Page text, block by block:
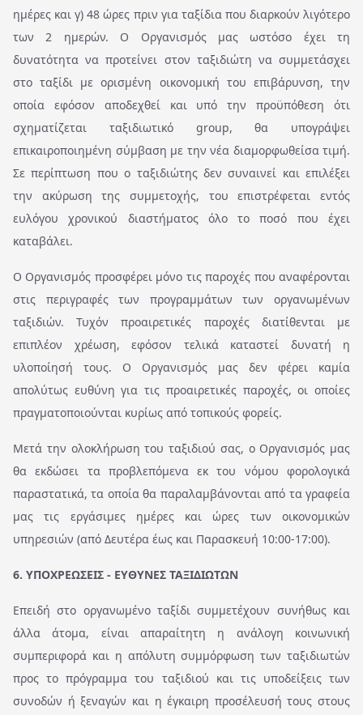
ημέρες και γ) 48 ώρες πριν για ταξίδια που διαρκούν λιγότερο
των 2 ημερών. Ο Οργανισμός μας ωστόσο έχει τη
δυνατότητα να προτείνει στον ταξιδιώτη να συμμετάσχει
στο ταξίδι με ορισμένη οικονομική του επιβάρυνση, την
οποία εφόσον αποδεχθεί και υπό την προϋπόθεση ότι
σχηματίζεται ταξιδιωτικό group, θα υπογράψει
επικαιροποιημένη σύμβαση με την νέα διαμορφωθείσα τιμή.
Σε περίπτωση που ο ταξιδιώτης δεν συναινεί και επιλέξει
την ακύρωση της συμμετοχής, του επιστρέφεται εντός
ευλόγου χρονικού διαστήματος όλο το ποσό που έχει
καταβάλει.
O Οργανισμός προσφέρει μόνο τις παροχές που αναφέρονται
στις περιγραφές των προγραμμάτων των οργανωμένων
ταξιδιών. Τυχόν προαιρετικές παροχές διατίθενται με
επιπλέον χρέωση, εφόσον τελικά καταστεί δυνατή η
υλοποίησή τους. Ο Οργανισμός μας δεν φέρει καμία
απολύτως ευθύνη για τις προαιρετικές παροχές, οι οποίες
πραγματοποιούνται κυρίως από τοπικούς φορείς.
Μετά την ολοκλήρωση του ταξιδιού σας, ο Οργανισμός μας
θα εκδώσει τα προβλεπόμενα εκ του νόμου φορολογικά
παραστατικά, τα οποία θα παραλαμβάνονται από τα γραφεία
μας τις εργάσιμες ημέρες και ώρες των οικονομικών
υπηρεσιών (από Δευτέρα έως και Παρασκευή 10:00-17:00).
6. ΥΠΟΧΡΕΩΣΕΙΣ - ΕΥΘΥΝΕΣ ΤΑΞΙΔΙΩΤΩΝ
Επειδή στο οργανωμένο ταξίδι συμμετέχουν συνήθως και
άλλα άτομα, είναι απαραίτητη η ανάλογη κοινωνική
συμπεριφορά και η απόλυτη συμμόρφωση των ταξιδιωτών
προς το πρόγραμμα του ταξιδιού και τις υποδείξεις των
συνοδών ή ξεναγών και η έγκαιρη προσέλευσή τους στους